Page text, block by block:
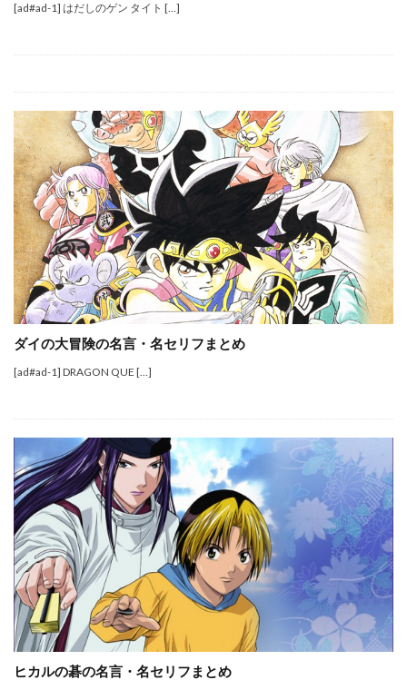
[ad#ad-1] はだしのゲン タイト […]
ダイの大冒険の名言・名セリフまとめ
[ad#ad-1] DRAGON QUE […]
ヒカルの碁の名言・名セリフまとめ